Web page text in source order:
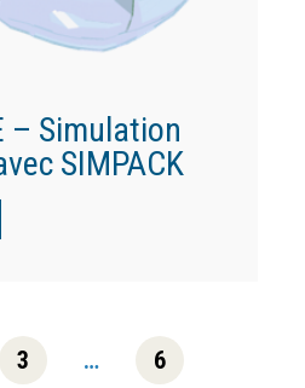
– Simulation
SIMPACK
3 … 6